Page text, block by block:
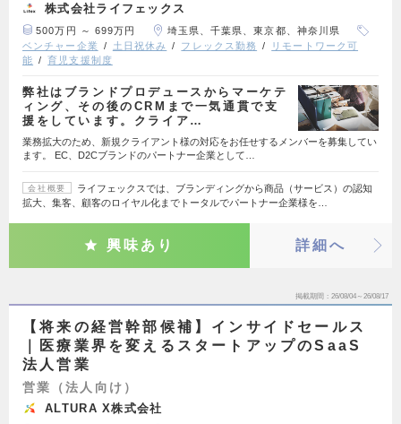
株式会社ライフェックス
500万円 ～ 699万円
埼玉県、千葉県、東京都、神奈川県
ベンチャー企業
土日祝休み フレックス勤務
リモートワーク可
能
育児支援制度
弊社はブランドプロデュースからマーケテ
ィング、その後のCRMまで一気通貫で支
援をしています。クライア…
業務拡大のため、新規クライアント様の対応をお任せするメンバーを募集してい
ます。 EC、D2Cブランドのパートナー企業として…
会社概要
ライフェックスでは、ブランディングから商品（サービス）の認知
拡大、集客、顧客のロイヤル化までトータルでパートナー企業様を…
興味あり 詳細へ
掲載期間 26/08/04～26/08/17
【将来の経営幹部候補】インサイドセールス
｜医療業界を変えるスタートアップのSaaS
法人営業
営業（法人向け）
ALTURA X株式会社